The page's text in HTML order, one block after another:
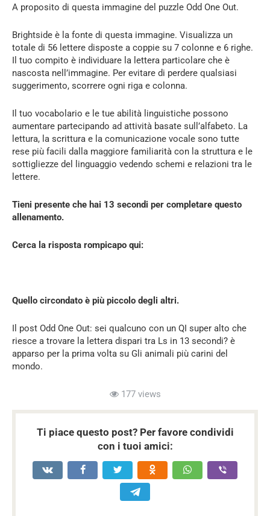
A proposito di questa immagine del puzzle Odd One Out.
Brightside è la fonte di questa immagine. Visualizza un
totale di 56 lettere disposte a coppie su 7 colonne e 6 righe.
Il tuo compito è individuare la lettera particolare che è
nascosta nell’immagine. Per evitare di perdere qualsiasi
suggerimento, scorrere ogni riga e colonna.
Il tuo vocabolario e le tue abilità linguistiche possono
aumentare partecipando ad attività basate sull’alfabeto. La
lettura, la scrittura e la comunicazione vocale sono tutte
rese più facili dalla maggiore familiarità con la struttura e le
sottigliezze del linguaggio vedendo schemi e relazioni tra le
lettere.
Tieni presente che hai 13 secondi per completare questo
allenamento.
Cerca la risposta rompicapo qui:
Quello circondato è più piccolo degli altri.
Il post Odd One Out: sei qualcuno con un QI super alto che
riesce a trovare la lettera dispari tra Ls in 13 secondi? è
apparso per la prima volta su Gli animali più carini del
mondo.
177 views
Ti piace questo post? Per favore condividi
con i tuoi amici: